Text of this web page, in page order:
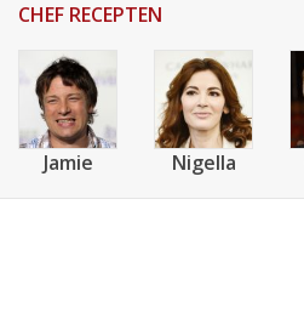
CHEF RECEPTEN
Jamie Nigella